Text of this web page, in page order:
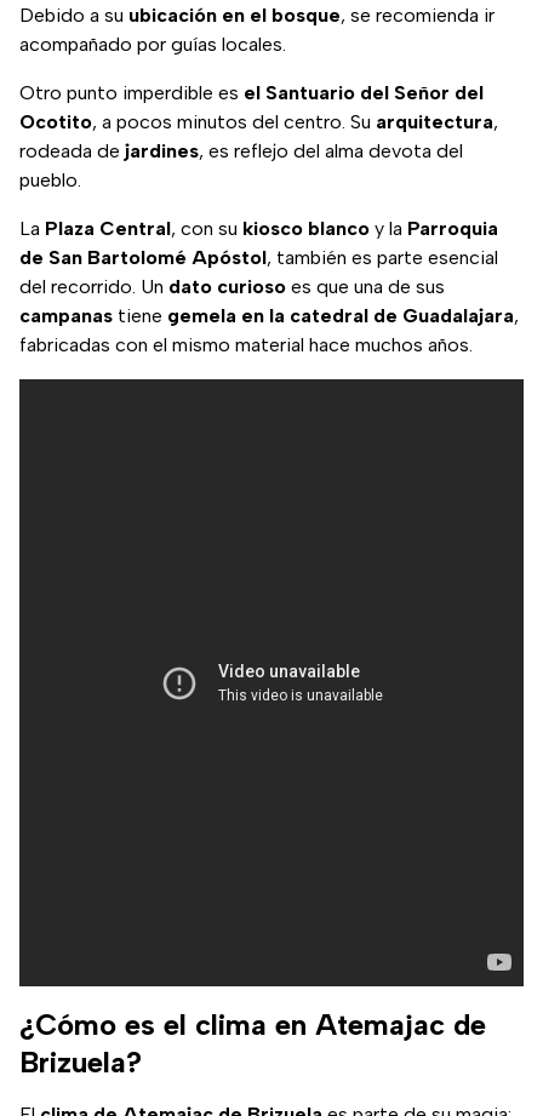
Debido a su ubicación en el bosque, se recomienda ir
acompañado por guías locales.
Otro punto imperdible es el Santuario del Señor del
Ocotito, a pocos minutos del centro. Su arquitectura,
rodeada de jardines, es reflejo del alma devota del
pueblo.
La Plaza Central, con su kiosco blanco y la Parroquia
de San Bartolomé Apóstol, también es parte esencial
del recorrido. Un dato curioso es que una de sus
campanas tiene gemela en la catedral de Guadalajara,
fabricadas con el mismo material hace muchos años.
¿Cómo es el clima en Atemajac de
Brizuela?